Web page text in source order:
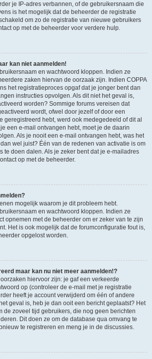
je IP-adres verbannen, of de gebruikersnaam die
is het mogelijk dat de beheerder de registratie
om zo de registratie van nieuwe gebruikers
op met de beheerder voor verdere hulp.
kan niet aanmelden!
en wachtwoord kloppen. Indien ze
zaken hiervan de oorzaak zijn. Indien COPPA
het registratieproces opgaf dat je jonger bent dan
instructies opvolgen. Als dit niet het geval is,
worden? Sommige forums vereisen dat
wordt, ofwel door jezelf of door een
geregistreerd hebt, werd ook medegedeeld of dit al
een e-mail ontvangen hebt, moet je de daarin
Als je nooit een e-mail ontvangen hebt, was het
wel juist? Één van de redenen van activatie is om
te doen dalen. Als je zeker bent dat je e-mailadres
op met de beheerder.
mogelijk waarom je dit probleem hebt.
en wachtwoord kloppen. Indien ze
opnemen met de beheerder om er zeker van te zijn
Het is ook mogelijk dat de forumconfiguratie fout is,
opgelost worden.
maar kan nu niet meer aanmelden!?
hiervoor zijn: je gaf een verkeerde
op (controleer de e-mail met je registratie
heeft je account verwijderd om één of andere
geval is, heb je dan ooit een bericht geplaatst? Het
de zoveel tijd gebruikers, die nog geen berichten
Dit doen ze om de database qua omvang te
te registreren en meng je in de discussies.